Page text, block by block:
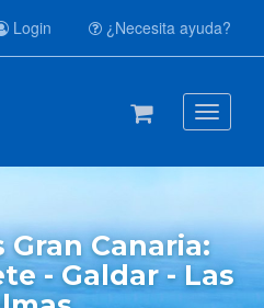
Login ¿Necesita ayuda?
Toggle
Canaria:
- Galdar - Las